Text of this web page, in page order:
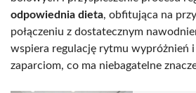
odpowiednia dieta, obfitująca na
połączeniu z dostatecznym
wspiera regulację rytmu wypróżnień i
zaparciom, co ma niebagatelne